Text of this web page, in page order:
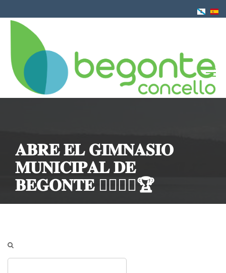
al
contenido
𝐀𝐁𝐑𝐄 𝐄𝐋 𝐆𝐈𝐌𝐍𝐀𝐒𝐈𝐎
𝐌𝐔𝐍𝐈𝐂𝐈𝐏𝐀𝐋 𝐃𝐄
𝐁𝐄𝐆𝐎𝐍𝐓𝐄 🤸‍♀️🏋️‍♀️🏆